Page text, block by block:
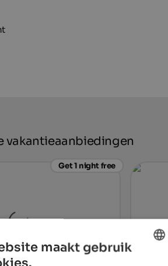
vakantieaanbiedingen
Get 1 night free
maakt gebruik